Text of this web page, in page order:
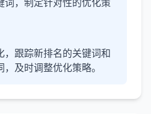
词，制定针对性的优化策
，跟踪新排名的关键词和
及时调整优化策略。